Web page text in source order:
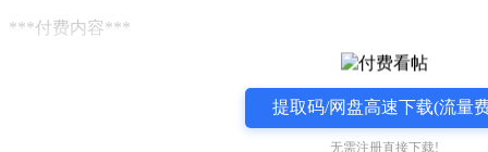
***付费内容***
提取码/网盘高速下载(流量
无需注册直接下载!